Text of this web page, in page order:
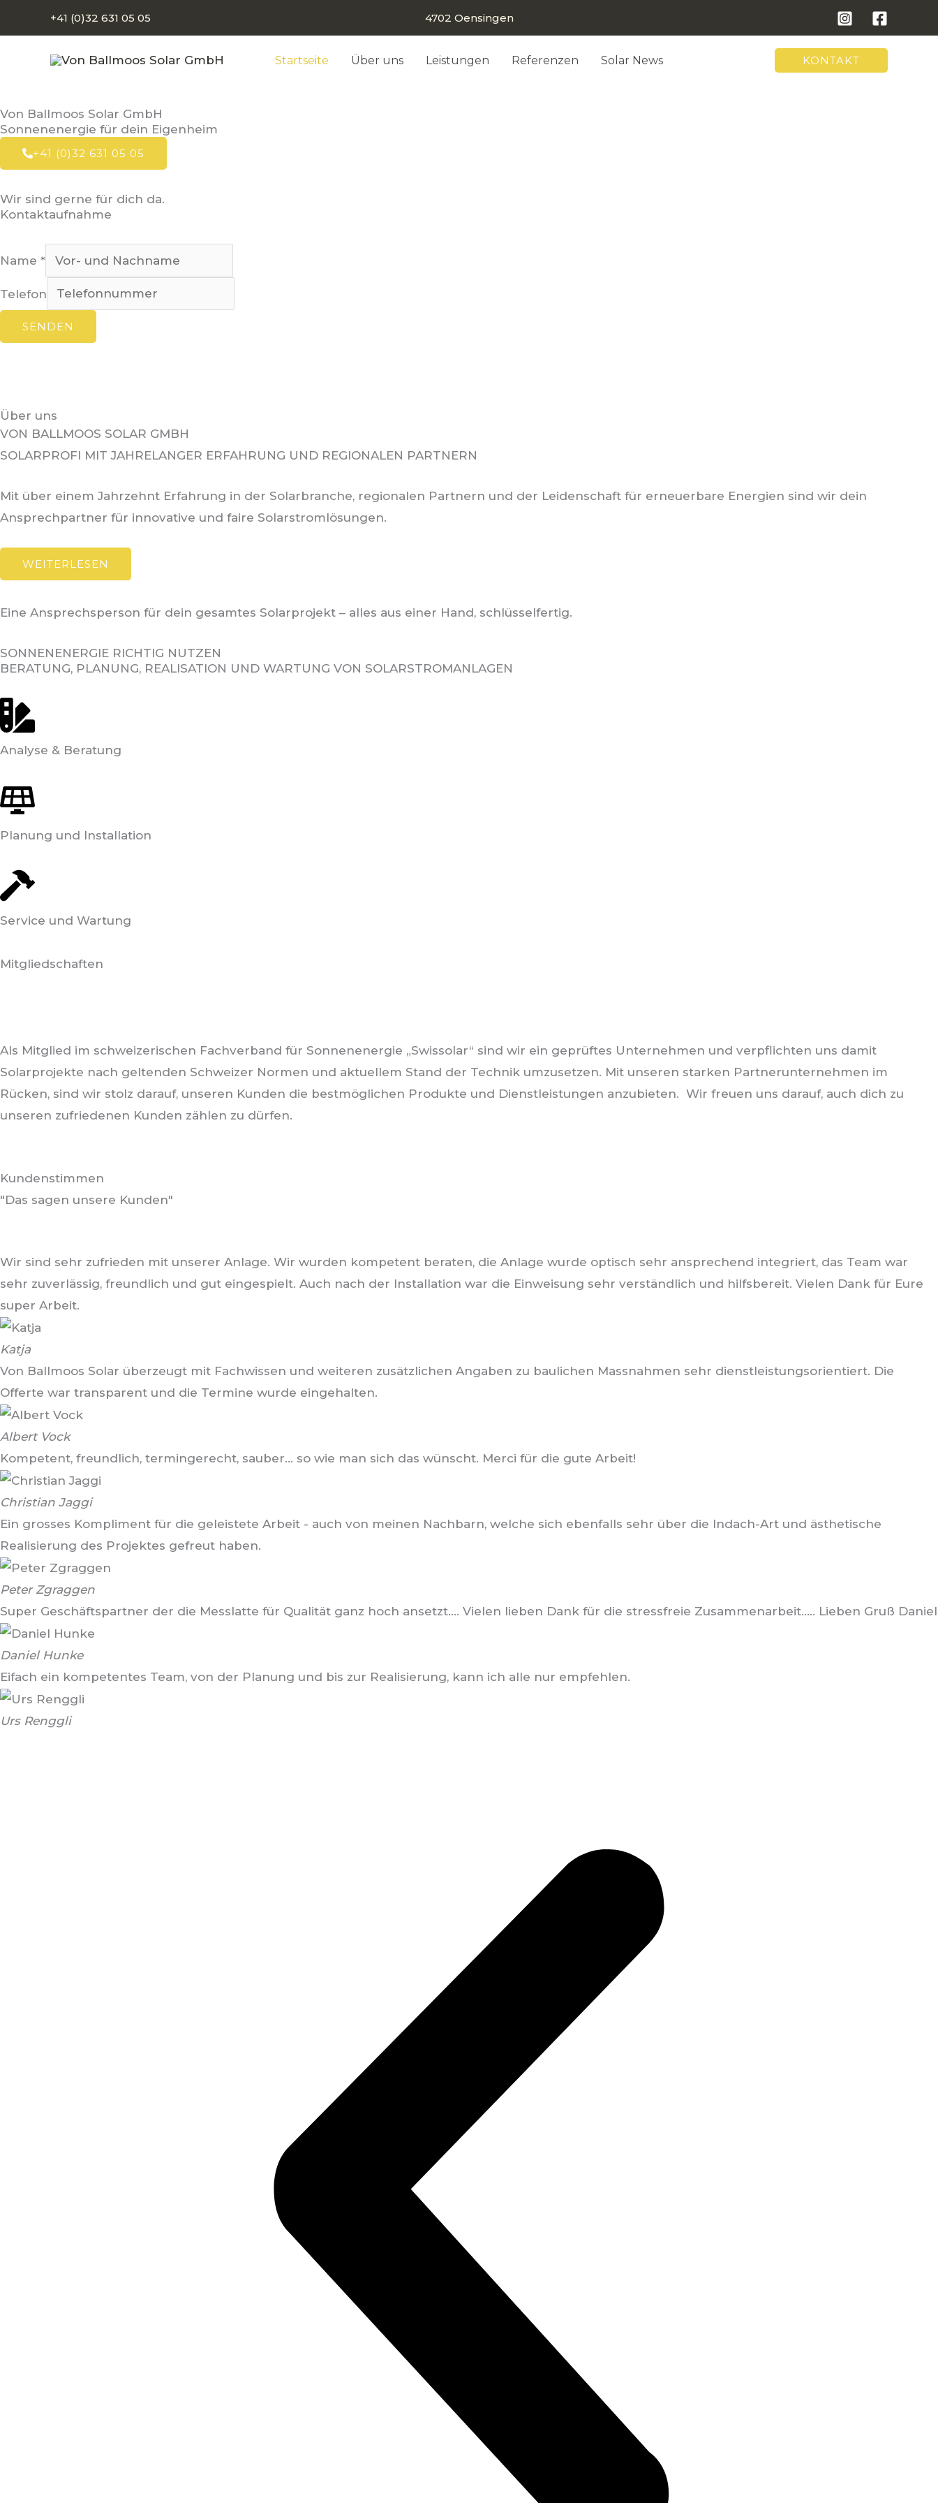
Inhalt
springen
+41 (0)32 631 05 05 4702 Oensingen
Startseite Über uns Leistungen Referenzen Solar News KONTAKT
Von Ballmoos Solar GmbH
Sonnenenergie für dein Eigenheim
+41 (0)32 631 05 05
Wir sind gerne für dich da.
Kontaktaufnahme
Name *
Telefon
SENDEN
Über uns
VON BALLMOOS SOLAR GMBH
SOLARPROFI MIT JAHRELANGER ERFAHRUNG UND REGIONALEN PARTNERN
Mit über einem Jahrzehnt Erfahrung in der Solarbranche, regionalen Partnern und der Leidenschaft für erneuerbare Energien sind wir dein
Ansprechpartner für innovative und faire Solarstromlösungen.
WEITERLESEN
Eine Ansprechsperson für dein gesamtes Solarprojekt – alles aus einer Hand, schlüsselfertig.
SONNENENERGIE RICHTIG NUTZEN
BERATUNG, PLANUNG, REALISATION UND WARTUNG VON SOLARSTROMANLAGEN
Analyse & Beratung
Planung und Installation
Service und Wartung
Mitgliedschaften
Als Mitglied im schweizerischen Fachverband für Sonnenenergie „Swissolar“ sind wir ein geprüftes Unternehmen und verpflichten uns damit
Solarprojekte nach geltenden Schweizer Normen und aktuellem Stand der Technik umzusetzen. Mit unseren starken Partnerunternehmen im
Rücken, sind wir stolz darauf, unseren Kunden die bestmöglichen Produkte und Dienstleistungen anzubieten. Wir freuen uns darauf, auch dich zu
unseren zufriedenen Kunden zählen zu dürfen.
Kundenstimmen
"Das sagen unsere Kunden"
Wir sind sehr zufrieden mit unserer Anlage. Wir wurden kompetent beraten, die Anlage wurde optisch sehr ansprechend integriert, das Team war
sehr zuverlässig, freundlich und gut eingespielt. Auch nach der Installation war die Einweisung sehr verständlich und hilfsbereit. Vielen Dank für Eure
super Arbeit.
Katja
Von Ballmoos Solar überzeugt mit Fachwissen und weiteren zusätzlichen Angaben zu baulichen Massnahmen sehr dienstleistungsorientiert. Die
Offerte war transparent und die Termine wurde eingehalten.
Albert Vock
Kompetent, freundlich, termingerecht, sauber... so wie man sich das wünscht. Merci für die gute Arbeit!
Christian Jaggi
Ein grosses Kompliment für die geleistete Arbeit - auch von meinen Nachbarn, welche sich ebenfalls sehr über die Indach-Art und ästhetische
Realisierung des Projektes gefreut haben.
Peter Zgraggen
Super Geschäftspartner der die Messlatte für Qualität ganz hoch ansetzt.... Vielen lieben Dank für die stressfreie Zusammenarbeit..... Lieben Gruß Daniel
Daniel Hunke
Eifach ein kompetentes Team, von der Planung und bis zur Realisierung, kann ich alle nur empfehlen.
Urs Renggli